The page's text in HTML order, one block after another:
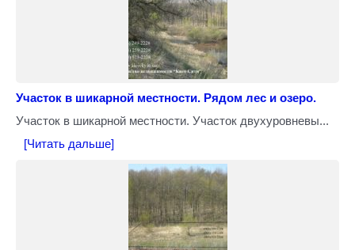
Участок в шикарной местности. Рядом лес и озеро.
Участок в шикарной местности. Участок двухуровневы...
[Читать дальше]